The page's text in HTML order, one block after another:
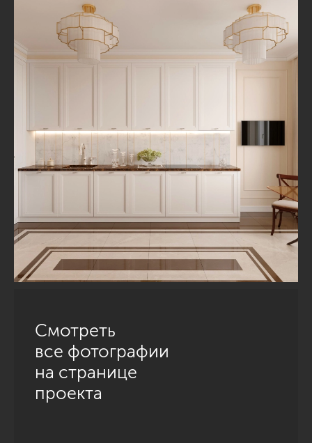
Смотреть
все фотографии
на странице
проекта